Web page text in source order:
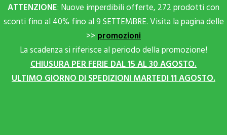
ATTENZIONE: Nuove imperdibili offerte, 272 prodotti con
sconti fino al 40% fino al 9 SETTEMBRE. Visita la pagina delle
>> promozioni
La scadenza si riferisce al periodo della promozione!
CHIUSURA PER FERIE DAL 15 AL 30 AGOSTO.
ULTIMO GIORNO DI SPEDIZIONI MARTEDI 11 AGOSTO.